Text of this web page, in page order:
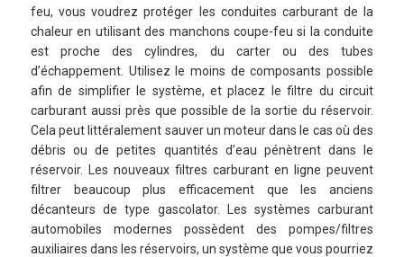
feu, vous voudrez protéger les conduites carburant de la
chaleur en utilisant des manchons coupe-feu si la conduite
est proche des cylindres, du carter ou des tubes
d’échappement. Utilisez le moins de composants possible
afin de simplifier le système, et placez le filtre du circuit
carburant aussi près que possible de la sortie du réservoir.
Cela peut littéralement sauver un moteur dans le cas où des
débris ou de petites quantités d’eau pénètrent dans le
réservoir. Les nouveaux filtres carburant en ligne peuvent
filtrer beaucoup plus efficacement que les anciens
décanteurs de type gascolator. Les systèmes carburant
automobiles modernes possèdent des pompes/filtres
auxiliaires dans les réservoirs, un système que vous pourriez